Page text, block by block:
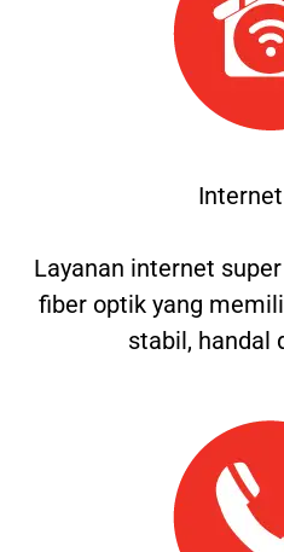
Layanan internet
fiber optik yang
stabil, handal